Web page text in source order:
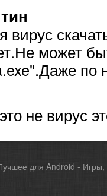
вирус
может
по
не вирус
для Android -